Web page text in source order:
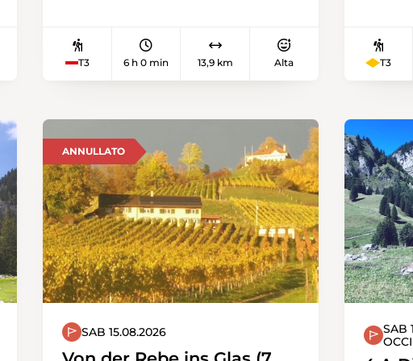
noch viel Wald, doch je höher wir
kommen, desto felsiger zeigt sich
unser Gipfelziel. Der Fürstei reicht
sich von dieser Seite recht alpin.
Über den Verbindungsgrat zum
Rickhubel gelangen wir nach
Langis.
T3 6 h 0 min 13,9 km Alta
attend.
T3
ANNULLATO
SAB 15.08.2026
SAB